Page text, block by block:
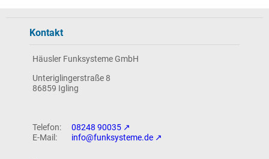
Kontakt
Häusler Funksysteme GmbH
Unteriglingerstraße 8
86859 Igling
08248 90035
info@funksysteme.de